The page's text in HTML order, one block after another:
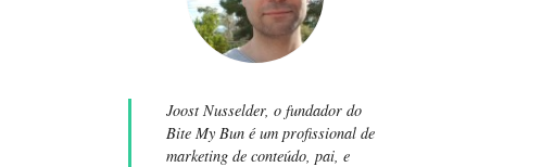
Joost Nusselder, o fundador do
Bite My Bun é um profissional de
marketing de conteúdo, pai, e